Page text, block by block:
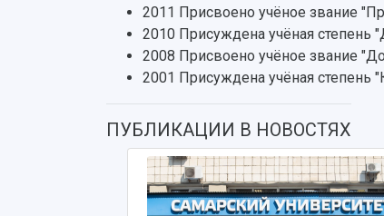
2011 Присвоено учёное звание
2010 Присуждена учёная степень
2008 Присвоено учёное звание
2001 Присуждена учёная степень
ПУБЛИКАЦИИ В НОВОСТЯХ